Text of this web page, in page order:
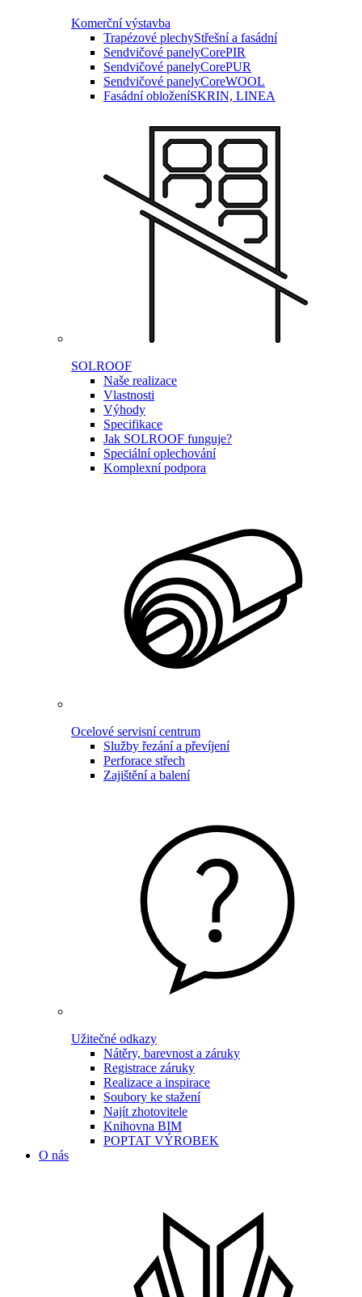
Komerční výstavba
Trapézové plechyStřešní a fasádní
Sendvičové panelyCorePIR
Sendvičové panelyCorePUR
Sendvičové panelyCoreWOOL
Fasádní obloženíSKRIN, LINEA
SOLROOF
Naše realizace
Vlastnosti
Výhody
Specifikace
Jak SOLROOF funguje?
Speciální oplechování
Komplexní podpora
Ocelové servisní centrum
Služby řezání a převíjení
Perforace střech
Zajištění a balení
Užitečné odkazy
Nátěry, barevnost a záruky
Registrace záruky
Realizace a inspirace
Soubory ke stažení
Najít zhotovitele
Knihovna BIM
POPTAT VÝROBEK
O nás